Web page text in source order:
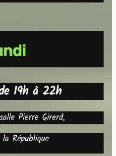
19h à 22h
Pierre Girerd,
République